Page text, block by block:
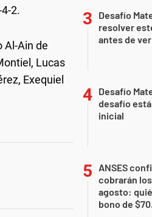
2.
Al-Ain de
Lucas
Exequiel
Desafío
resolver
antes de
Desafío
desafío
inicial
ANSES
cobrarán
agosto:
bono de